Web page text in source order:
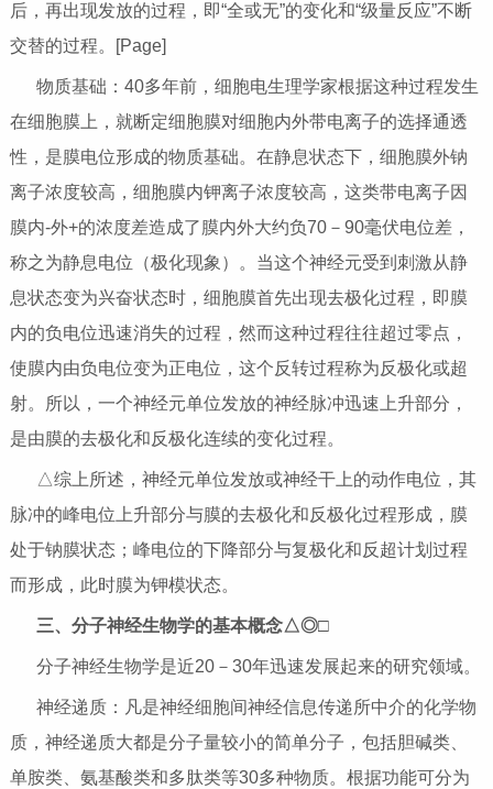
后，再出现发放的过程，即“全或无”的变化和“级量反应”不断
交替的过程。[Page]
物质基础：40多年前，细胞电生理学家根据这种过程发生
在细胞膜上，就断定细胞膜对细胞内外带电离子的选择通透
性，是膜电位形成的物质基础。在静息状态下，细胞膜外钠
离子浓度较高，细胞膜内钾离子浓度较高，这类带电离子因
膜内-外+的浓度差造成了膜内外大约负70－90毫伏电位差，
称之为静息电位（极化现象）。当这个神经元受到刺激从静
息状态变为兴奋状态时，细胞膜首先出现去极化过程，即膜
内的负电位迅速消失的过程，然而这种过程往往超过零点，
使膜内由负电位变为正电位，这个反转过程称为反极化或超
射。所以，一个神经元单位发放的神经脉冲迅速上升部分，
是由膜的去极化和反极化连续的变化过程。
△综上所述，神经元单位发放或神经干上的动作电位，其
脉冲的峰电位上升部分与膜的去极化和反极化过程形成，膜
处于钠膜状态；峰电位的下降部分与复极化和反超计划过程
而形成，此时膜为钾模状态。
三、分子神经生物学的基本概念△◎□
分子神经生物学是近20－30年迅速发展起来的研究领域。
神经递质：凡是神经细胞间神经信息传递所中介的化学物
质，神经递质大都是分子量较小的简单分子，包括胆碱类、
单胺类、氨基酸类和多肽类等30多种物质。根据功能可分为